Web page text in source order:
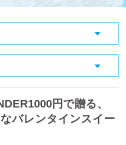
円で贈る、
バレンタインスイー